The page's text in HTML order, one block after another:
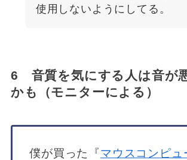
使用しないようにしてる。
6 音質を気にする人は音が
かも（モニターによる）
僕が買った『マウスコンピュ